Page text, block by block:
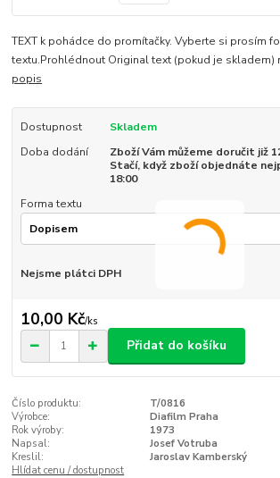
TEXT k pohádce do promítačky. Vyberte si prosím
textu.Prohlédnout Original text (pokud je skladem)
popis
Dostupnost
Skladem
Doba dodání
Zboží Vám můžeme doručit již
Stačí, když zboží objednáte
18:00
Forma textu
Nejsme plátci DPH
10,00 Kč/ks
Přidat do košíku
Číslo produktu:
T/0816
Výrobce:
Diafilm Praha
Rok výroby:
1973
Napsal:
Josef Votruba
Kreslil:
Jaroslav Kamberský
Hlídat cenu / dostupnost